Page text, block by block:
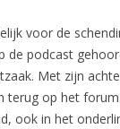
voor de
podcast
Met zijn
terug op het
ook in het